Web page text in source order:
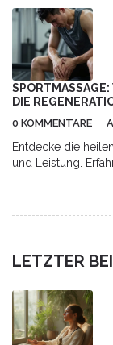
DIE
0 KOMMENTARE
Entdecke die
und Leistung.
LETZTER